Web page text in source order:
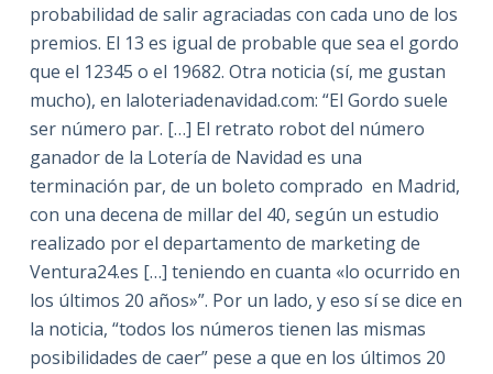
probabilidad de salir agraciadas con cada uno de los
premios. El 13 es igual de probable que sea el gordo
que el 12345 o el 19682. Otra noticia (sí, me gustan
mucho), en laloteriadenavidad.com: “El Gordo suele
ser número par. […] El retrato robot del número
ganador de la Lotería de Navidad es una
terminación par, de un boleto comprado en Madrid,
con una decena de millar del 40, según un estudio
realizado por el departamento de marketing de
Ventura24.es […] teniendo en cuanta «lo ocurrido en
los últimos 20 años»”. Por un lado, y eso sí se dice en
la noticia, “todos los números tienen las mismas
posibilidades de caer” pese a que en los últimos 20